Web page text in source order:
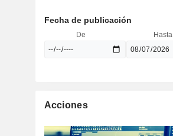
Fecha de publicación
De Hasta
Acciones